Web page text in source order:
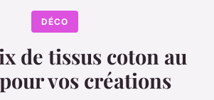
DÉCO
de tissus coton au
vos créations